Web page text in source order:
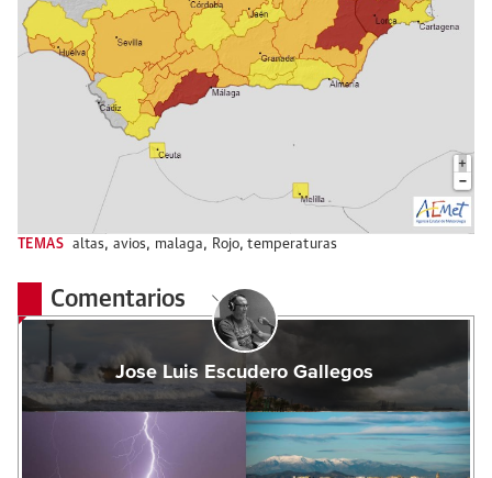
TEMAS altas, avios, malaga, Rojo,temperaturas
Comentarios
Jose Luis Escudero Gallegos